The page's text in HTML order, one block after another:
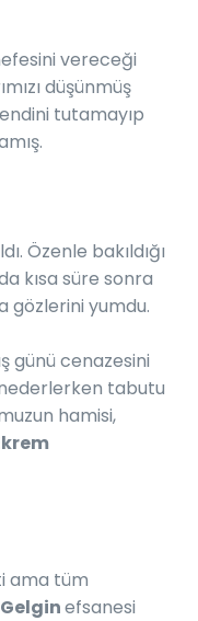
vereceği
düşünmüş
tutamayıp
Özenle bakıldığı
kısa süre sonra
yumdu.
günü cenazesini
tabutu
hamisi,
ama tüm
efsanesi